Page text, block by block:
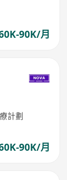
90K/月
計劃
90K/月